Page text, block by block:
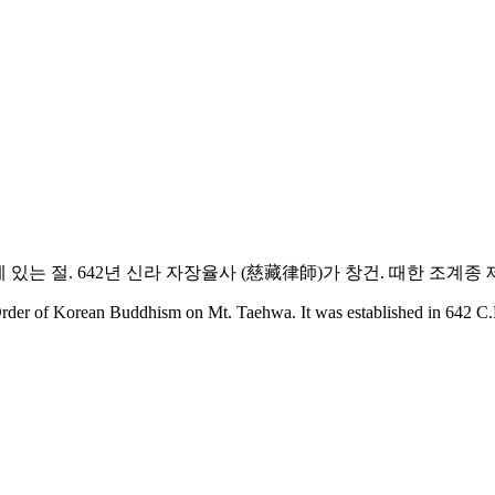
는 절. 642년 신라 자장율사 (慈藏律師)가 창건. 때한 조계종
of Korean Buddhism on Mt. Taehwa. It was established in 642